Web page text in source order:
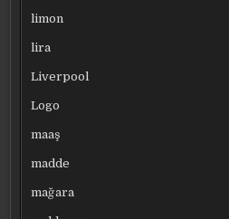
limon
lira
Liverpool
Logo
maaş
madde
mağara